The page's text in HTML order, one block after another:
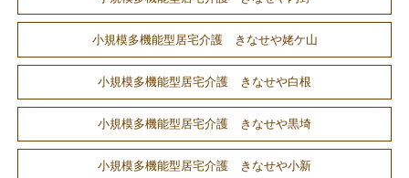
小規模多機能型居宅介護 きなせや姥ケ山
小規模多機能型居宅介護 きなせや白根
小規模多機能型居宅介護 きなせや黒埼
小規模多機能型居宅介護 きなせや小新